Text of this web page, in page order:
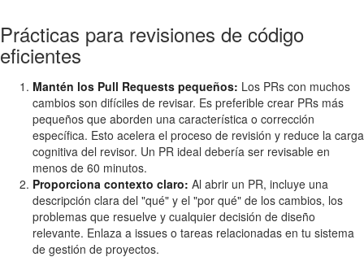
Prácticas para revisiones de código
eficientes
Mantén los Pull Requests pequeños: Los PRs con muchos
cambios son difíciles de revisar. Es preferible crear PRs más
pequeños que aborden una característica o corrección
específica. Esto acelera el proceso de revisión y reduce la carga
cognitiva del revisor. Un PR ideal debería ser revisable en
menos de 60 minutos.
Proporciona contexto claro: Al abrir un PR, incluye una
descripción clara del "qué" y el "por qué" de los cambios, los
problemas que resuelve y cualquier decisión de diseño
relevante. Enlaza a issues o tareas relacionadas en tu sistema
de gestión de proyectos.